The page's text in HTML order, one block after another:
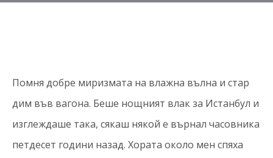
Помня добре миризмата на влажна вълна и стар
дим във вагона. Беше нощният влак за Истанбул и
изглеждаше така, сякаш някой е върнал часовника
петдесет години назад. Хората около мен спяха